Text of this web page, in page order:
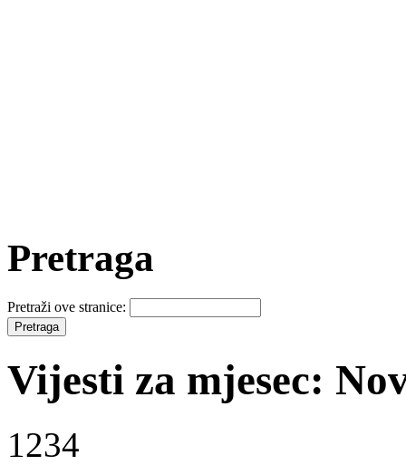
Pretraga
Pretraži ove stranice:
Vijesti za mjesec:
1234